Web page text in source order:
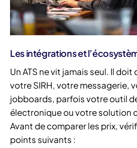
Les intégrations et
Un ATS ne vit jamais seul. Il
votre SIRH, votre messagerie,
jobboards, parfois votre outil
électronique ou votre solution
Avant de comparer les prix,
points suivants :